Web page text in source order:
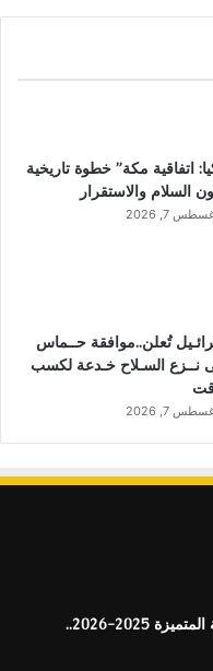
اتفاقية مكة” خطوة تاريخية
السلام والاستقرار
7, 2026
تُعلن..موافقة حــماس
نــزع السـلاح خـدعة لكسب
7, 2026
مصروفات المدارس التجريبية والرسمية المتميزة 2025-2026..